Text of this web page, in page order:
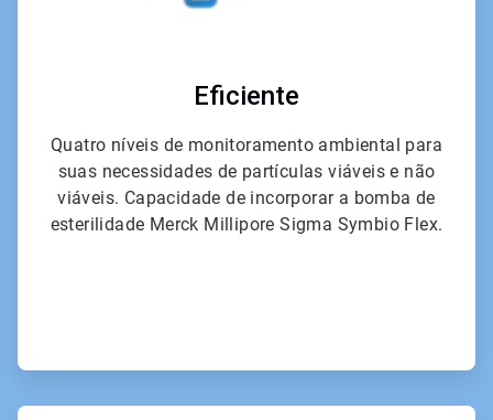
Eficiente
Quatro níveis de monitoramento ambiental para
suas necessidades de partículas viáveis e não
viáveis. Capacidade de incorporar a bomba de
esterilidade Merck Millipore Sigma Symbio Flex.